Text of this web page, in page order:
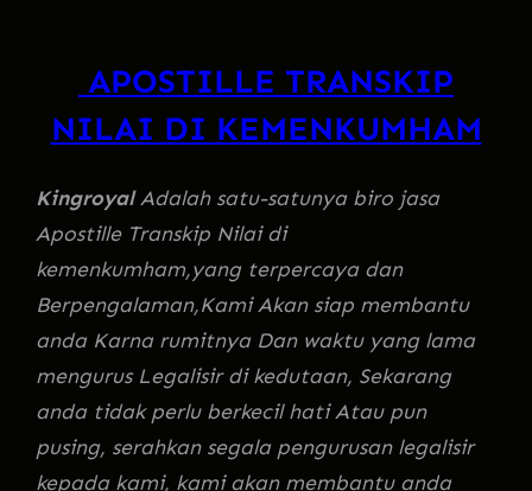
APOSTILLE TRANSKIP
NILAI DI KEMENKUMHAM
KingroyalAdalah satu-satunya biro jasa
Apostille Transkip Nilai di
kemenkumham,yang terpercaya dan
Berpengalaman,Kami Akan siap membantu
anda Karna rumitnya Dan waktu yang lama
mengurus Legalisir di kedutaan, Sekarang
anda tidak perlu berkecil hati Atau pun
pusing, serahkan segala pengurusan legalisir
kepada kami, kami akan membantu anda